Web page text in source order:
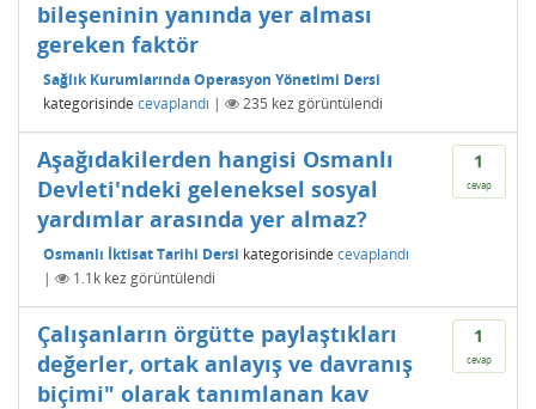
bileşeninin yanında yer alması
gereken faktör
Sağlık Kurumlarında Operasyon Yönetimi Dersi
kategorisinde cevaplandı | 235 kez görüntülendi
1
cevap
Aşağıdakilerden hangisi Osmanlı
Devleti'ndeki geleneksel sosyal
yardımlar arasında yer almaz?
Osmanlı İktisat Tarihi Dersi kategorisinde cevaplandı
|
1.1k kez görüntülendi
1
cevap
Çalışanların örgütte paylaştıkları
değerler, ortak anlayış ve davranış
biçimi" olarak tanımlanan kav